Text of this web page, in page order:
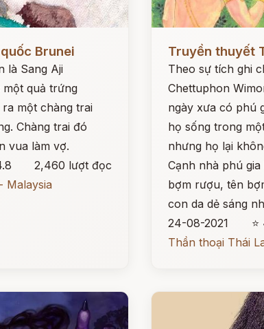
Brunei
là Sang Aji
quả trứng
một chàng trai
Chàng trai đó
vua làm vợ.
2,460 lượt đọc
Malaysia
Đọc ngay
Truyền thuyết
Theo sự tích ghi
Chettuphon
ngày xưa có phú
họ sống trong
nhưng họ lại
Cạnh nhà phú
bợm rượu, tên
con da dẻ sáng
24-08-2021
Thần thoại Thái